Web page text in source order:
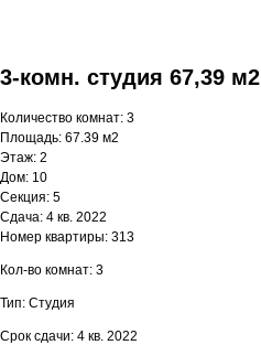
3-комн. студия 67,39 м2
Количество комнат: 3
Площадь: 67.39 м2
Этаж: 2
Дом: 10
Секция: 5
Сдача: 4 кв. 2022
Номер квартиры: 313
Кол-во комнат: 3
Тип: Студия
Срок сдачи: 4 кв. 2022